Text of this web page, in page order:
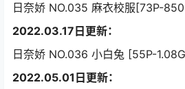
日奈娇 NO.035 麻衣校服[73P-
2022.03.17日更新：
日奈娇 NO.036 小白兔 [55P-
2022.05.01日更新：